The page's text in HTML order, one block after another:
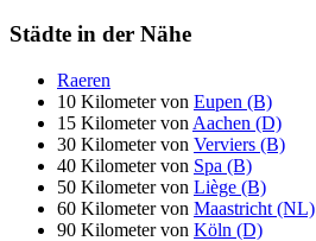
Städte in der Nähe
Raeren
10 Kilometer von Eupen (B)
15 Kilometer von Aachen (D)
30 Kilometer von Verviers (B)
40 Kilometer von Spa (B)
50 Kilometer von Liège (B)
60 Kilometer von Maastricht (NL)
90 Kilometer von Köln (D)